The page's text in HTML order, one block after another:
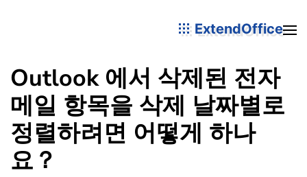
ExtendOffice
Outlook 에서 삭제된 전자
메일 항목을 삭제 날짜별로
정렬하려면 어떻게 하나
요？